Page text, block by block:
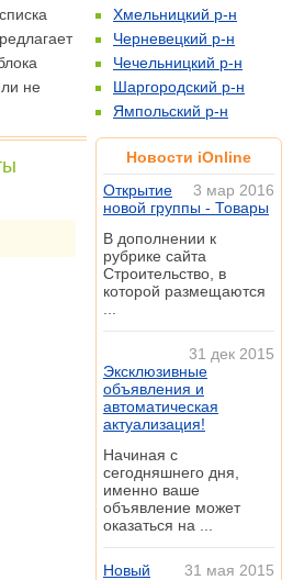
не
Хмельницкий р-н
Черневецкий р-н
Чечельницкий р-н
Шаргородский р-н
Ямпольский р-н
Новости iOnline
3 мар 2016
Открытие
новой группы - Товары
В дополнении к
рубрике сайта
Строительство, в
которой размещаются
31 дек 2015
Эксклюзивные
объявления и
автоматическая
актуализация!
Начиная с
сегодняшнего дня,
именно ваше
объявление может
оказаться на ...
31 мая 2015
Новый